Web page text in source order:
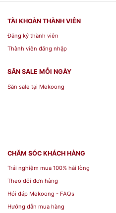
TÀI KHOÀN THÀNH VIÊN
Đăng ký thành viên
Thành viên đăng nhập
SĂN SALE MỖI NGÀY
Săn sale tại Mekoong
CHĂM SÓC KHÁCH HÀNG
Trải nghiệm mua 100% hài lòng
Theo dõi đơn hàng
Hỏi đáp Mekoong - FAQs
Hướng dẫn mua hàng